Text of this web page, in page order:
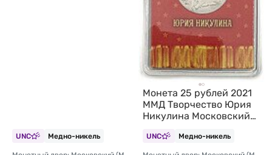
UNC Медно-никель
Монета 25 рублей 2021
ММД Творчество Юрия
Никулина Московский
блистере)
UNC Медно-никель